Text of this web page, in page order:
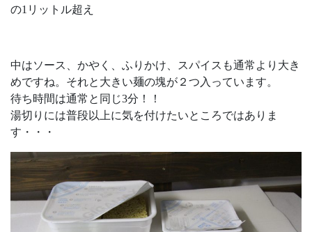
の1リットル超え
中はソース、かやく、ふりかけ、スパイスも通常より大き
めですね。それと大きい麺の塊が２つ入っています。
待ち時間は通常と同じ3分！！
湯切りには普段以上に気を付けたいところではありま
す・・・